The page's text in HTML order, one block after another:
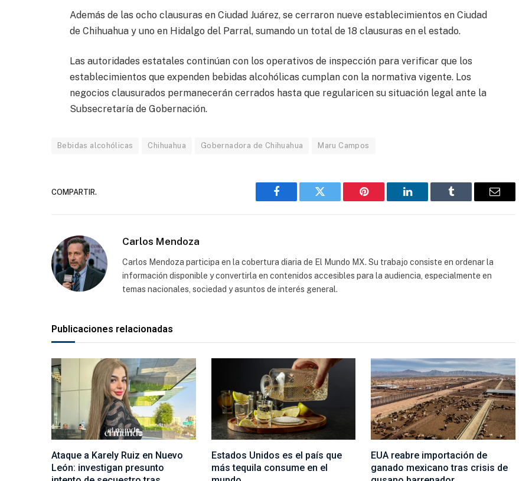
Además de las ocho clausuras en Ciudad Juárez, se cerraron nueve establecimientos en Ciudad
de Chihuahua y uno en Hidalgo del Parral, sumando un total de 18 clausuras en el estado.
Las autoridades estatales continúan con los operativos de inspección para verificar que los
establecimientos que expenden bebidas alcohólicas cumplan con la normativa vigente. Los
negocios clausurados permanecerán cerrados hasta que regularicen su situación legal ante la
Subsecretaría de Gobernación.
Bebidas alcohólicas Chihuahua Gobernadora de Chihuahua Maru Campos
COMPARTIR.
Facebook Gorjeo Pinterest LinkedIn Tumblr
Correo
Carlos Mendoza
Carlos Mendoza participa en la cobertura diaria de El Mundo MX. Su trabajo consiste en ordenar la
información disponible y convertirla en contenidos accesibles para la audiencia, especialmente en
temas nacionales, sociedad y asuntos de interés general.
Publicaciones relacionadas
Ataque a Karely Ruiz en Nuevo
León: investigan presunto
Estados Unidos es el país que
más tequila consume en el
EUA reabre importación de
ganado mexicano tras crisis de